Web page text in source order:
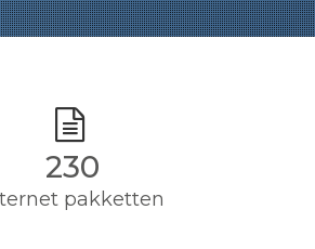
230
pakketten